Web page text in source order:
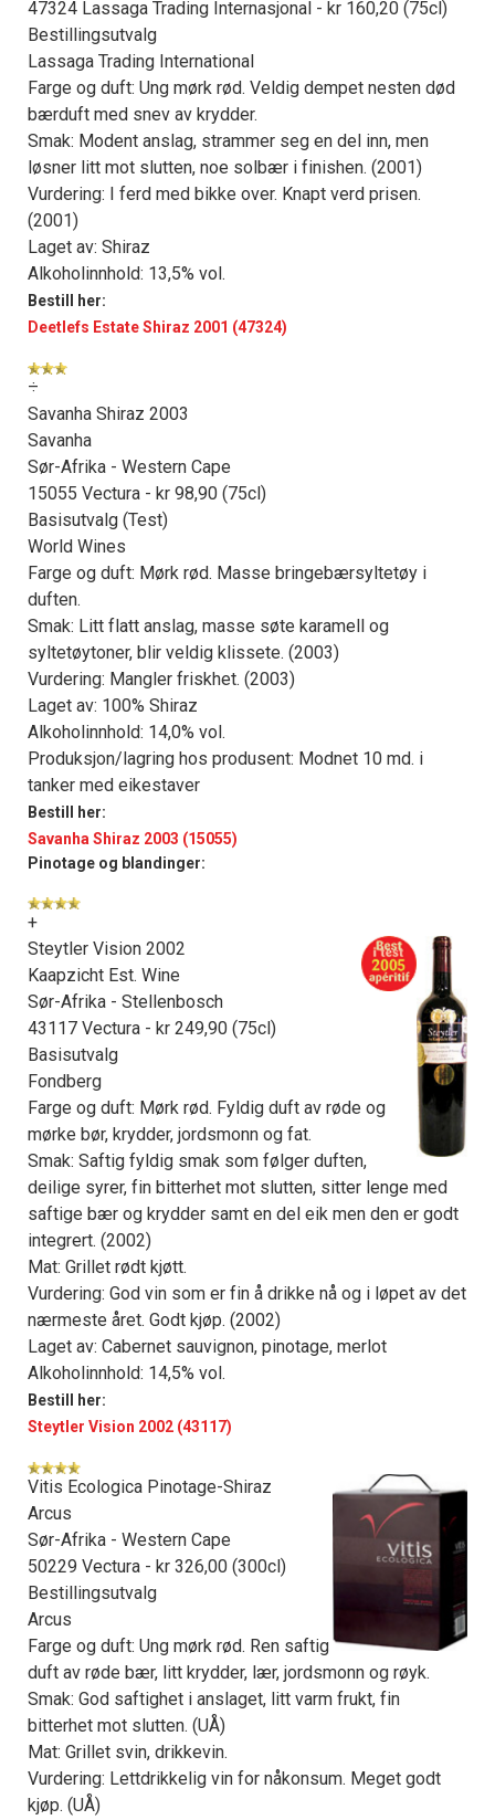
47324 Lassaga Trading Internasjonal - kr 160,20 (75cl)
Bestillingsutvalg
Lassaga Trading International
Farge og duft: Ung mørk rød. Veldig dempet nesten død
bærduft med snev av krydder.
Smak: Modent anslag, strammer seg en del inn, men
løsner litt mot slutten, noe solbær i finishen. (2001)
Vurdering: I ferd med bikke over. Knapt verd prisen.
(2001)
Laget av: Shiraz
Alkoholinnhold: 13,5% vol.
Bestill her:
Deetlefs Estate Shiraz 2001 (47324)
÷
Savanha Shiraz 2003
Savanha
Sør-Afrika - Western Cape
15055 Vectura - kr 98,90 (75cl)
Basisutvalg (Test)
World Wines
Farge og duft: Mørk rød. Masse bringebærsyltetøy i
duften.
Smak: Litt flatt anslag, masse søte karamell og
syltetøytoner, blir veldig klissete. (2003)
Vurdering: Mangler friskhet. (2003)
Laget av: 100% Shiraz
Alkoholinnhold: 14,0% vol.
Produksjon/lagring hos produsent: Modnet 10 md. i
tanker med eikestaver
Bestill her:
Savanha Shiraz 2003 (15055)
Pinotage og blandinger:
+
Steytler Vision 2002
Kaapzicht Est. Wine
Sør-Afrika - Stellenbosch
43117 Vectura - kr 249,90 (75cl)
Basisutvalg
Fondberg
Farge og duft: Mørk rød. Fyldig duft av røde og
mørke bør, krydder, jordsmonn og fat.
Smak: Saftig fyldig smak som følger duften,
deilige syrer, fin bitterhet mot slutten, sitter lenge med
saftige bær og krydder samt en del eik men den er godt
integrert. (2002)
Mat: Grillet rødt kjøtt.
Vurdering: God vin som er fin å drikke nå og i løpet av det
nærmeste året. Godt kjøp. (2002)
Laget av: Cabernet sauvignon, pinotage, merlot
Alkoholinnhold: 14,5% vol.
Bestill her:
Steytler Vision 2002 (43117)
Vitis Ecologica Pinotage-Shiraz
Arcus
Sør-Afrika - Western Cape
50229 Vectura - kr 326,00 (300cl)
Bestillingsutvalg
Arcus
Farge og duft: Ung mørk rød. Ren saftig
duft av røde bær, litt krydder, lær, jordsmonn og røyk.
Smak: God saftighet i anslaget, litt varm frukt, fin
bitterhet mot slutten. (UÅ)
Mat: Grillet svin, drikkevin.
Vurdering: Lettdrikkelig vin for nåkonsum. Meget godt
kjøp. (UÅ)